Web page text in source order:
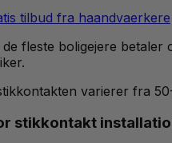
tilbud fra haandvaerkere
fleste boligejere
varierer fra
stikkontakt